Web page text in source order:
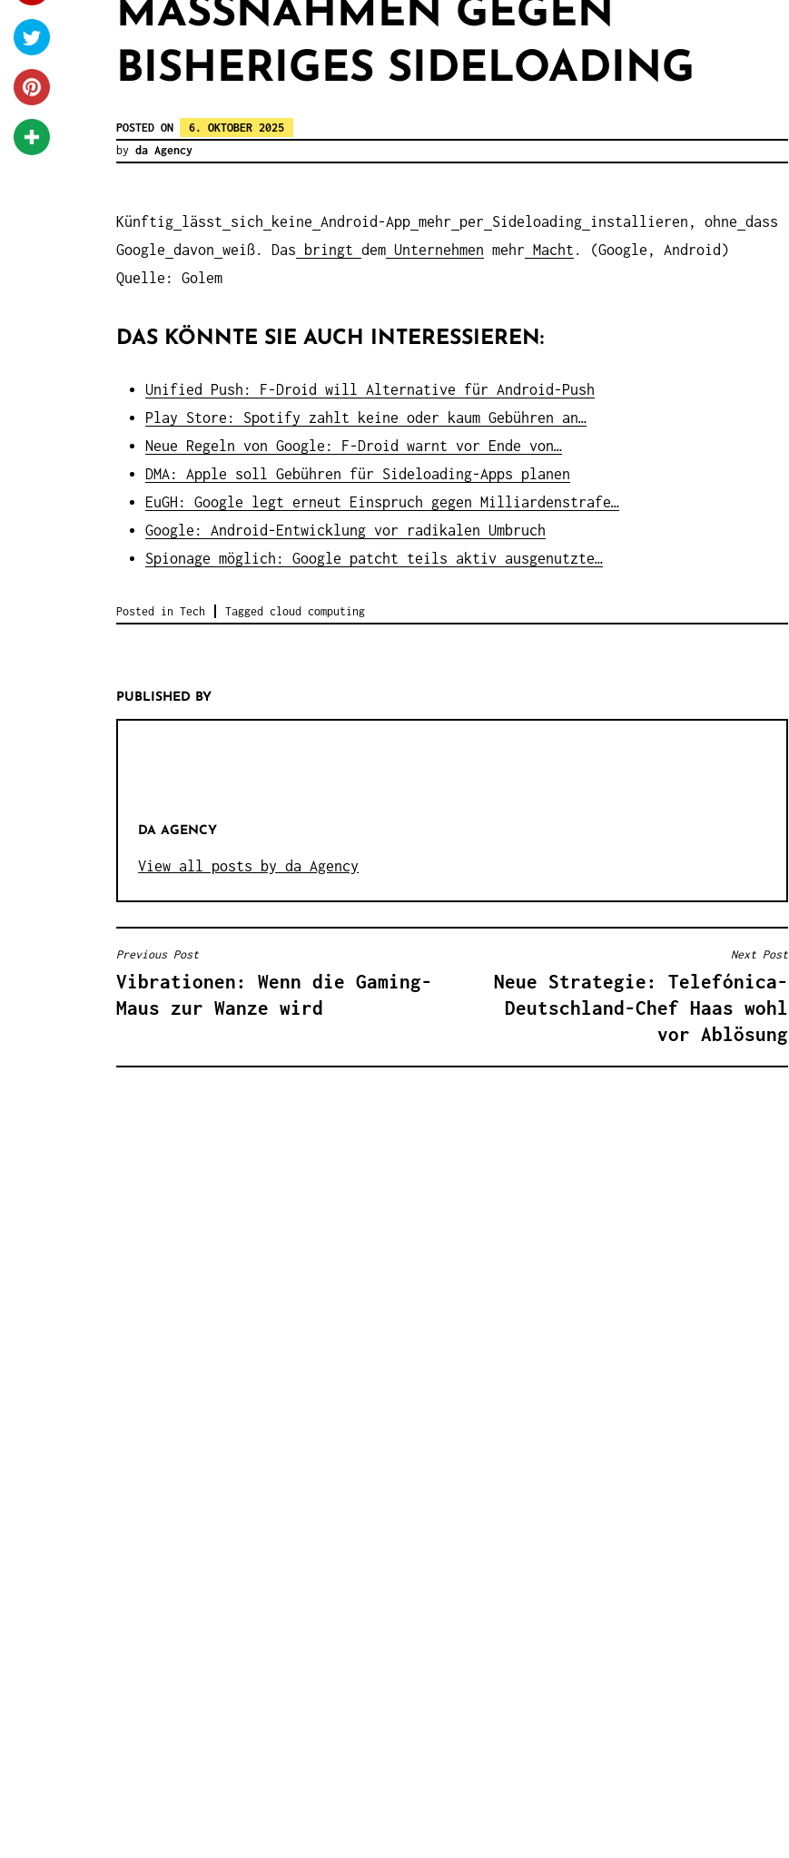
MASSNAHMEN GEGEN B
ISHERIGES SIDELOADING
POSTED ON
6. OKTOBER 2025
by da Agency
Künftig lässt sich keine Android-App mehr per Sideloading installieren, ohne dass
Google davon weiß. Das bringt dem Unternehmen mehr Macht . (Google, Android)
Quelle: Golem
DAS KÖNNTE SIE AUCH INTERESSIEREN:
Unified Push: F-Droid will Alternative für Android-Push
Play Store: Spotify zahlt keine oder kaum Gebühren an…
Neue Regeln von Google: F-Droid warnt vor Ende von…
DMA: Apple soll Gebühren für Sideloading-Apps planen
EuGH: Google legt erneut Einspruch gegen Milliardenstrafe…
Google: Android-Entwicklung vor radikalen Umbruch
Spionage möglich: Google patcht teils aktiv ausgenutzte…
Posted in Tech Tagged cloud computing
PUBLISHED BY
DA AGENCY
View all posts by da Agency
B
E
T
Previous Post
Vibrationen: Wenn die Gaming-
Maus zur Wanze wird
Next Post
Neue Strategie: Telefónica-
Deutschland-Chef Haas wohl
vor Ablösung